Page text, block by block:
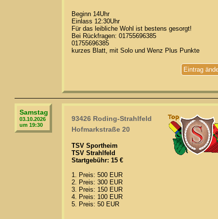
Beginn 14Uhr
Einlass 12:30Uhr
Für das leibliche Wohl ist bestens gesorgt!
Bei Rückfragen: 01755696385
01755696385
kurzes Blatt, mit Solo und Wenz Plus Punkte
Eintrag
Samstag
03.10.2026
um 19:30
93426 Roding-Strahlfeld
Hofmarkstraße 20
TSV Sportheim
TSV Strahlfeld
Startgebühr: 15 €
1. Preis: 500 EUR
2. Preis: 300 EUR
3. Preis: 150 EUR
4. Preis: 100 EUR
5. Preis: 50 EUR